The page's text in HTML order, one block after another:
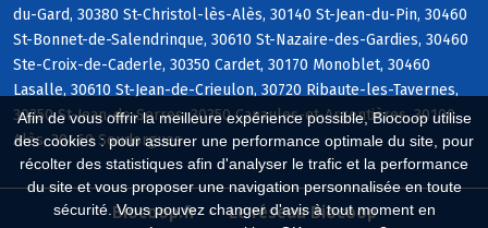
Afin de vous offrir la meilleure expérience possible, Biocoop utilise
des cookies : pour assurer une performance optimale du site, pour
récolter des statistiques afin d'analyser le trafic et la performance
du site et vous proposer une navigation personnalisée en toute
sécurité. Vous pouvez changer d'avis à tout moment en
du-Gard, 30380 St-Christol-lès-Alès, 30140 St-Jean-du-Pin, 30460
St-Bonnet-de-Salendrinque, 30610 St-Nazaire-des-Gardies, 30460
Ste-Croix-de-Caderle, 30350 Cardet, 30170 Monoblet, 30460
Lasalle, 30610 St-Jean-de-Crieulon, 30720 Ribaute-les-Tavernes,
30350 St-Jean-de-Serres, 30350 Canaules-et-Argentières, 30100
Alès, 30460 Soudorgues
Biocoop.fr Le réseau Biocoop